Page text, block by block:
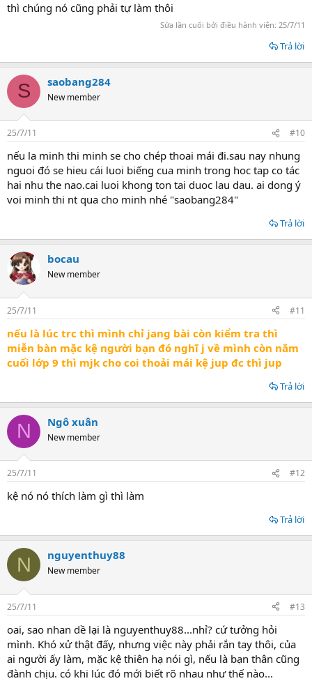
thì chúng nó cũng phải tự làm thôi
Sửa lần cuối bởi điều hành viên: 25/7/11
Trả lời
S saobang284
New member
25/7/11 #10
nếu la minh thi minh se cho chép thoai mái đi.sau nay nhung
nguoi đó se hieu cái luoi biếng cua minh trong hoc tap co tác
hai nhu the nao.cai luoi khong ton tai duoc lau dau. ai dong ý
voi minh thi nt qua cho minh nhé "saobang284"
Trả lời
bocau
New member
25/7/11 #11
nếu là lúc trc thì mình chỉ jang bài còn kiểm tra thì
miễn bàn mặc kệ người bạn đó nghĩ j về mình còn năm
cuối lớp 9 thì mjk cho coi thoải mái kệ jup đc thì jup
Trả lời
N Ngô xuân
New member
25/7/11 #12
kệ nó nó thích làm gì thì làm
Trả lời
N nguyenthuy88
New member
25/7/11 #13
oai, sao nhan dề lại là nguyenthuy88...nhỉ? cứ tưởng hỏi
mình. Khó xử thật đấy, nhưng việc này phải rắn tay thôi, của
ai người ấy làm, mặc kệ thiên hạ nói gì, nếu là bạn thân cũng
đành chịu. có khi lúc đó mới biết rõ nhau như thế nào...